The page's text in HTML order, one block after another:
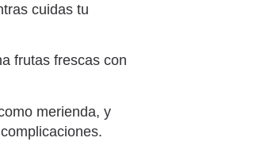
cuidas tu
frutas frescas con
merienda, y